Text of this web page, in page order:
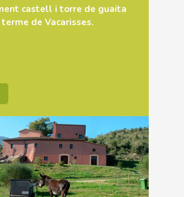
castell i torre de guaita
de Vacarisses.